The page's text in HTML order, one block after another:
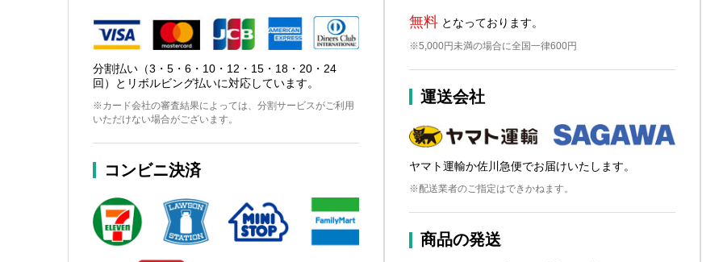
分割払い（3・5・6・10・12・15・18・20・24
回）とリボルビング払いに対応しています。
※カード会社の審査結果によっては、分割サービスがご利用
いただけない場合がございます。
コンビニ決済
無料となっております。
※5,000円未満の場合に全国一律600円
運送会社
ヤマト運輸か佐川急便でお届けいたします。
※配送業者のご指定はできかねます。
商品の発送